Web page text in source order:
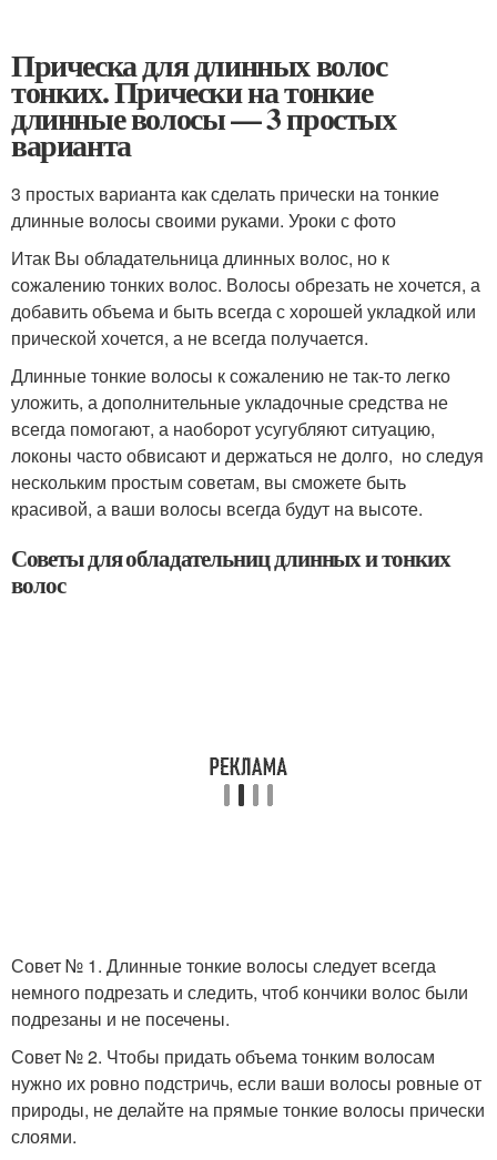
Прическа для длинных волос
тонких. Прически на тонкие
длинные волосы — 3 простых
варианта
3 простых варианта как сделать прически на тонкие
длинные волосы своими руками. Уроки с фото
Итак Вы обладательница длинных волос, но к
сожалению тонких волос. Волосы обрезать не хочется, а
добавить объема и быть всегда с хорошей укладкой или
прической хочется, а не всегда получается.
Длинные тонкие волосы к сожалению не так-то легко
уложить, а дополнительные укладочные средства не
всегда помогают, а наоборот усугубляют ситуацию,
локоны часто обвисают и держаться не долго, но следуя
нескольким простым советам, вы сможете быть
красивой, а ваши волосы всегда будут на высоте.
Советы для обладательниц длинных и тонких
волос
Совет № 1. Длинные тонкие волосы следует всегда
немного подрезать и следить, чтоб кончики волос были
подрезаны и не посечены.
Совет № 2. Чтобы придать объема тонким волосам
нужно их ровно подстричь, если ваши волосы ровные от
природы, не делайте на прямые тонкие волосы прически
слоями.